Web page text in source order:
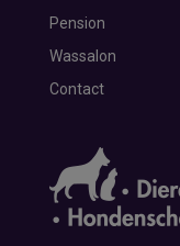
Pension
Wassalon
Contact